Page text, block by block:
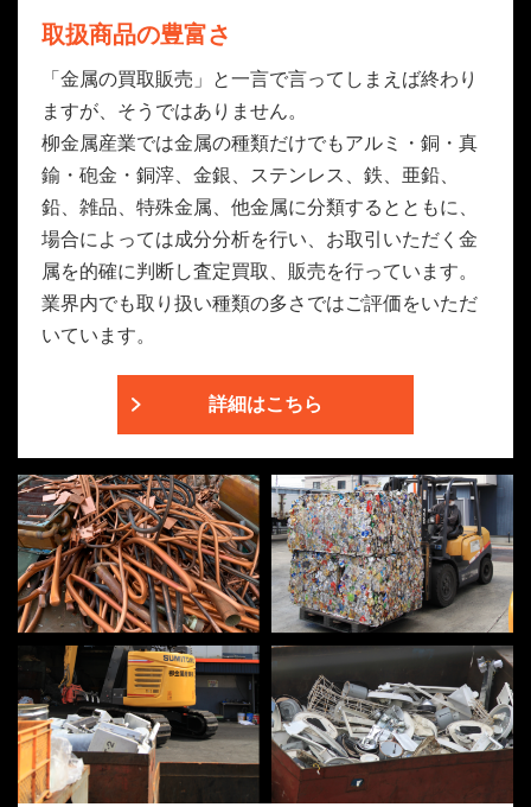
取扱商品の豊富さ
「金属の買取販売」と一言で言ってしまえば終わり
ますが、そうではありません。
柳金属産業では金属の種類だけでもアルミ・銅・真
鍮・砲金・銅滓、金銀、ステンレス、鉄、亜鉛、
鉛、雑品、特殊金属、他金属に分類するとともに、
場合によっては成分分析を行い、お取引いただく金
属を的確に判断し査定買取、販売を行っています。
業界内でも取り扱い種類の多さではご評価をいただ
いています。
詳細はこちら